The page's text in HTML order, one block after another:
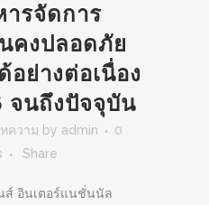
ารจัดการ
คงปลอดภัย
อย่างต่อเนื่อง
จนถึงปัจจุบัน
ความ by admin
0
Share
ส์ อินเตอร์แนชั่นนัล